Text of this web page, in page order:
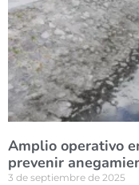
Amplio operativo
prevenir
3 de septiembre de 2025